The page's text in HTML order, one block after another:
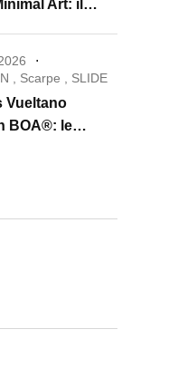
Art: il
il 2026
Scarpe SLIDE
Vueltano
BOA®: le